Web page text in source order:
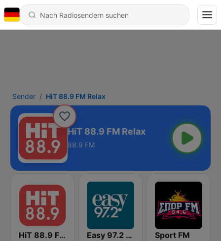
Sender HiT 88.9 FM Relax
HiT 88.9 FM Relax
88.9 FM
HiT 88.9 FM Easy 97.2 FM Sport FM